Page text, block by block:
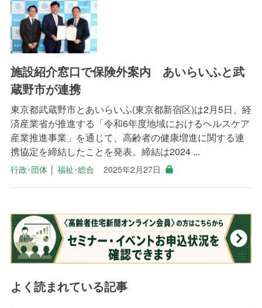
施設紹介窓口で保険外案内 あいらいふと武
蔵野市が連携
東京都武蔵野市とあいらいふ(東京都新宿区)は2月5日、経
済産業省が推進する「令和6年度地域におけるヘルスケア
産業推進事業」を通じて、高齢者の健康増進に関する連
携協定を締結したことを発表。締結は2024 ...
行政･団体│ 福祉･総合 2025年2月27日
よく読まれている記事